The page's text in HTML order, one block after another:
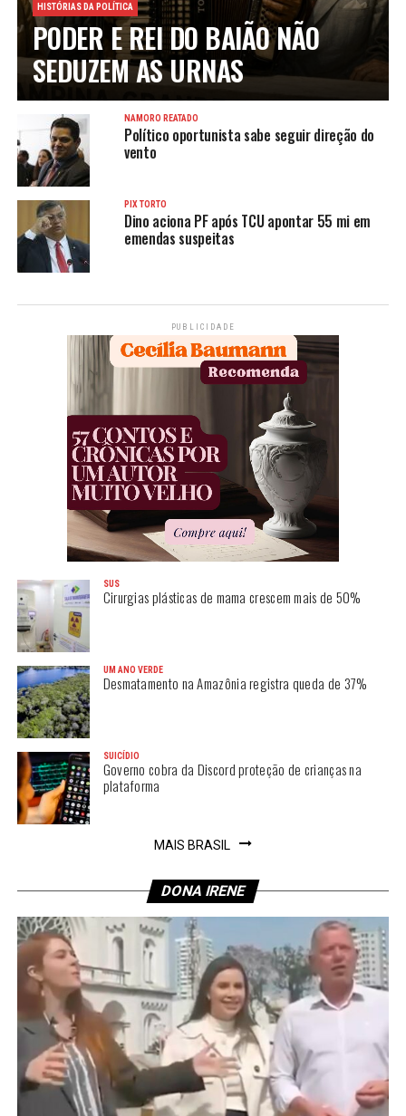
HISTÓRIAS DA POLÍTICA
PODER E REI DO BAIÃO NÃO
SEDUZEM AS URNAS
NAMORO REATADO
Político oportunista sabe seguir direção do
vento
PIX TORTO
Dino aciona PF após TCU apontar 55 mi em
emendas suspeitas
PUBLICIDADE
SUS
Cirurgias plásticas de mama crescem mais de 50%
UM ANO VERDE
Desmatamento na Amazônia registra queda de 37%
SUICÍDIO
Governo cobra da Discord proteção de crianças na
plataforma
MAIS BRASIL
DONA IRENE